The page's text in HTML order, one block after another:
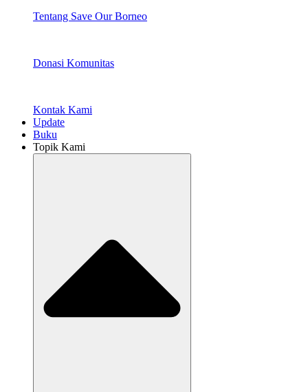
Tentang Save Our Borneo
Donasi Komunitas
Kontak Kami
Update
Buku
Topik Kami